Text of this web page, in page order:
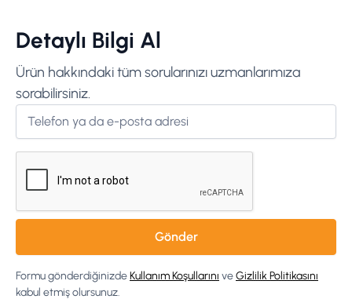
Detaylı Bilgi Al
Ürün hakkındaki tüm sorularınızı uzmanlarımıza
sorabilirsiniz.
Formu gönderdiğinizdeKullanım Koşullarını veGizlilik Politikasını
kabul etmiş olursunuz.